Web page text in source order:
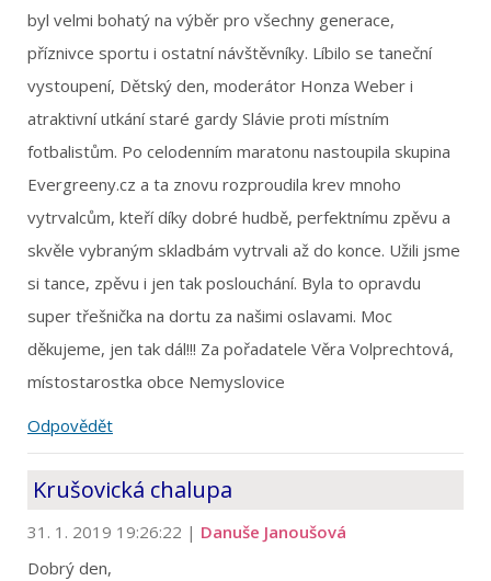
byl velmi bohatý na výběr pro všechny generace,
příznivce sportu i ostatní návštěvníky. Líbilo se taneční
vystoupení, Dětský den, moderátor Honza Weber i
atraktivní utkání staré gardy Slávie proti místním
fotbalistům. Po celodenním maratonu nastoupila skupina
Evergreeny.cz a ta znovu rozproudila krev mnoho
vytrvalcům, kteří díky dobré hudbě, perfektnímu zpěvu a
skvěle vybraným skladbám vytrvali až do konce. Užili jsme
si tance, zpěvu i jen tak poslouchání. Byla to opravdu
super třešnička na dortu za našimi oslavami. Moc
děkujeme, jen tak dál!!! Za pořadatele Věra Volprechtová,
místostarostka obce Nemyslovice
Odpovědět
Krušovická chalupa
31. 1. 2019 19:26:22 | Danuše Janoušová
Dobrý den,